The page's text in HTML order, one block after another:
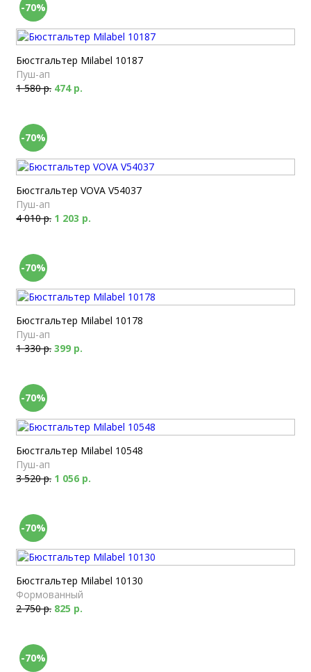
-70%
Бюстгальтер Milabel 10187
Пуш-ап
1 580 р. 474 р.
-70%
Бюстгальтер VOVA V54037
Пуш-ап
4 010 р. 1 203 р.
-70%
Бюстгальтер Milabel 10178
Пуш-ап
1 330 р. 399 р.
-70%
Бюстгальтер Milabel 10548
Пуш-ап
3 520 р. 1 056 р.
-70%
Бюстгальтер Milabel 10130
Формованный
2 750 р. 825 р.
-70%